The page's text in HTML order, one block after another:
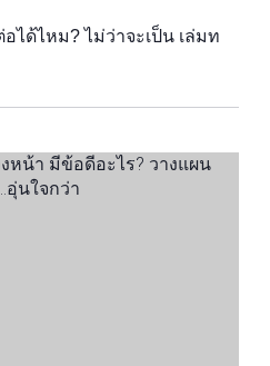
ได้ไหม? ไม่ว่าจะเป็น เล่มท